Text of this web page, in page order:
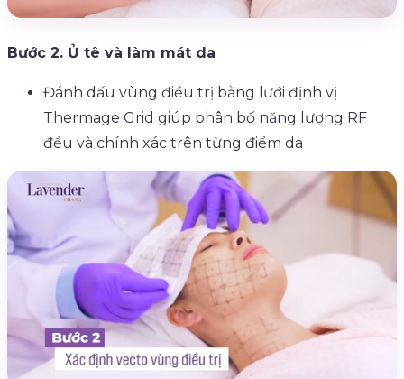
Bước 2. Ủ tê và làm mát da
Đánh dấu vùng điều trị bằng lưới định vị
Thermage Grid giúp phân bố năng lượng RF
đều và chính xác trên từng điểm da